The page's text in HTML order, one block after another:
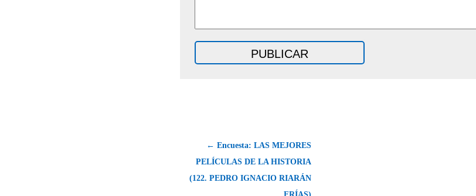
← Encuesta: LAS MEJORES
PELÍCULAS DE LA HISTORIA
(122. PEDRO IGNACIO RIARÁN